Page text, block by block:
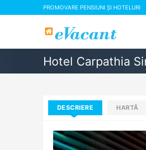
PROMOVARE PENSIUNI ȘI HOTELURI
Hotel Carpathia
DESCRIERE HARTĂ